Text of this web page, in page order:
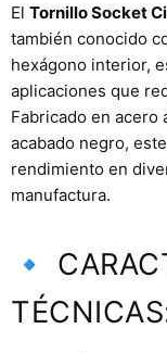
El Tornillo Socket
también conocido
hexágono interior,
aplicaciones que
Fabricado en acero
acabado negro,
rendimiento en
manufactura.
🔹